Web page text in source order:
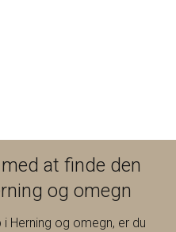
at finde den
og omegn
Herning og omegn, er du